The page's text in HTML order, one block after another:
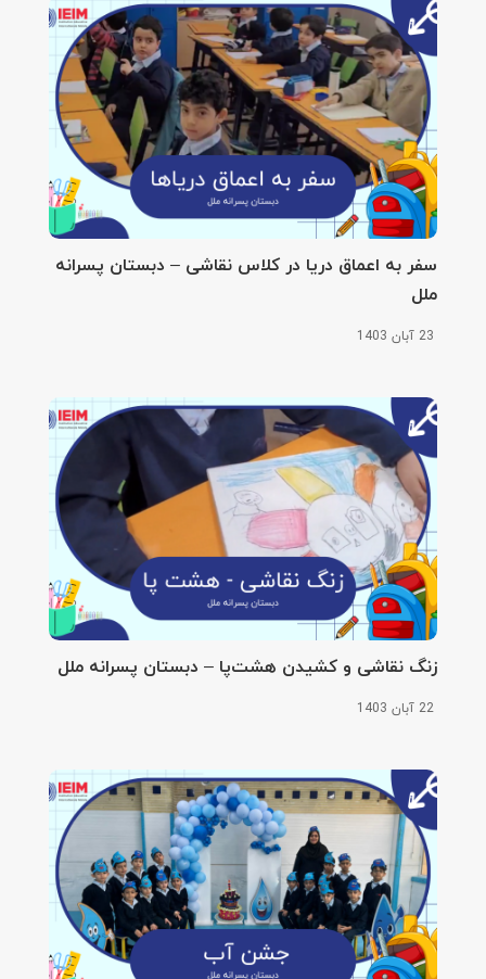
سفر به اعماق دریا در کلاس نقاشی – دبستان پسرانه
ملل
23 آبان 1403
زنگ نقاشی و کشیدن هشت‌پا – دبستان پسرانه ملل
22 آبان 1403